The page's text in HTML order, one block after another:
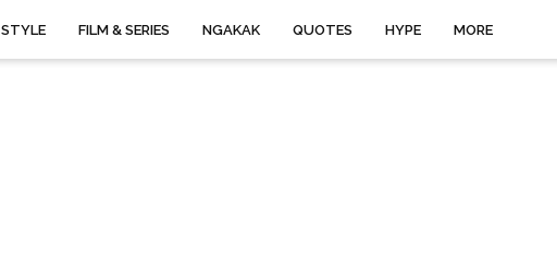
STYLE FILM & SERIES NGAKAK QUOTES HYPE MORE